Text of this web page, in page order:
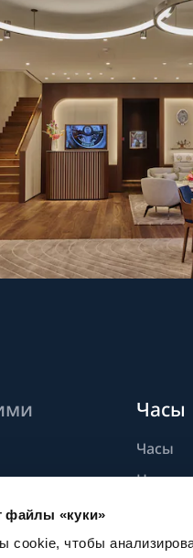
файлы «куки»
чтобы
Часы
Часы
Новые